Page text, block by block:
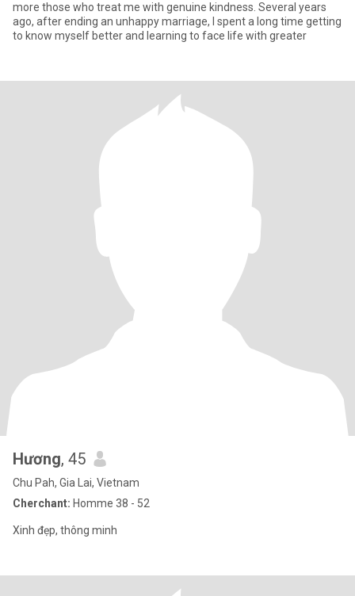
more those who treat me with genuine kindness. Several years
ago, after ending an unhappy marriage, I spent a long time getting
to know myself better and learning to face life with greater
Hương, 45
Chu Pah, Gia Lai, Vietnam
Cherchant: Homme 38 - 52
Xinh đẹp, thông minh